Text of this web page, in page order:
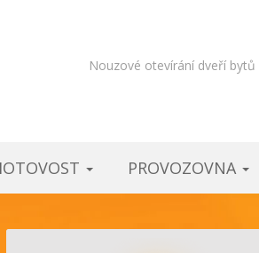
Nouzové otevírání dveří
PROVOZOVNA